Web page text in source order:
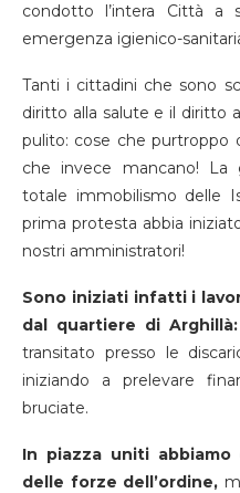
condotto l’intera Città a
emergenza igienico-
Tanti i cittadini che sono
diritto alla salute e il diritto
pulito: cose che purtroppo
che invece mancano!
totale immobilismo delle
prima protesta abbia
nostri amministratori!
Sono iniziati infatti i
dal quartiere di Arghillà:
transitato presso le
iniziando a prelevare
bruciate.
In piazza uniti abbiamo
delle forze dell’ordine,